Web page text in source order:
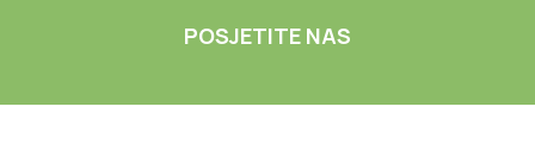
POSJETITE NAS